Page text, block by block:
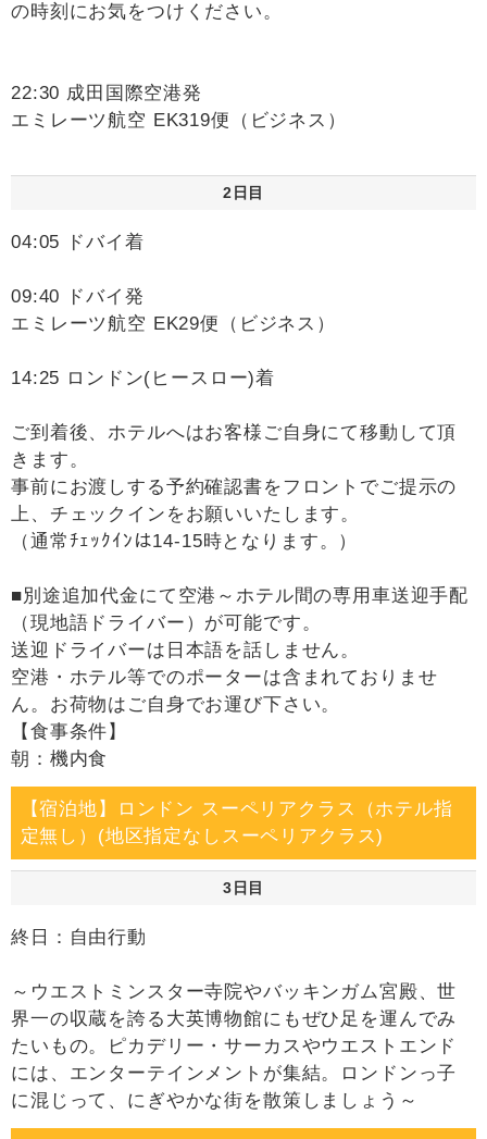
の時刻にお気をつけください。
22:30 成田国際空港発
エミレーツ航空 EK319便（ビジネス）
2日目
04:05 ドバイ着
09:40 ドバイ発
エミレーツ航空 EK29便（ビジネス）
14:25 ロンドン(ヒースロー)着
ご到着後、ホテルへはお客様ご自身にて移動して頂
きます。
事前にお渡しする予約確認書をフロントでご提示の
上、チェックインをお願いいたします。
（通常ﾁｪｯｸｲﾝは14-15時となります。）
■別途追加代金にて空港～ホテル間の専用車送迎手配
（現地語ドライバー）が可能です。
送迎ドライバーは日本語を話しません。
空港・ホテル等でのポーターは含まれておりませ
ん。お荷物はご自身でお運び下さい。
【食事条件】
朝：機内食
【宿泊地】ロンドン スーペリアクラス（ホテル指
定無し）(地区指定なしスーペリアクラス)
3日目
終日：自由行動
～ウエストミンスター寺院やバッキンガム宮殿、世
界一の収蔵を誇る大英博物館にもぜひ足を運んでみ
たいもの。ピカデリー・サーカスやウエストエンド
には、エンターテインメントが集結。ロンドンっ子
に混じって、にぎやかな街を散策しましょう～